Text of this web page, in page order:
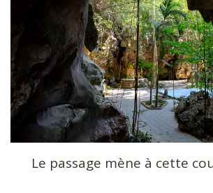
Le passage mène à cette